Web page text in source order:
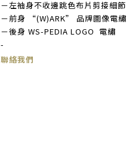
－左袖身不收邊跳色布片剪接細節
－前身 “(W)ARK” 品牌圖像電繡
－後身 WS-PEDIA LOGO 電繡
-
聯絡我們